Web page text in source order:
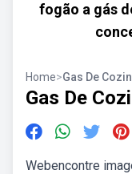
fogão a gás
Home>Gas De
Gas De
Webencontre